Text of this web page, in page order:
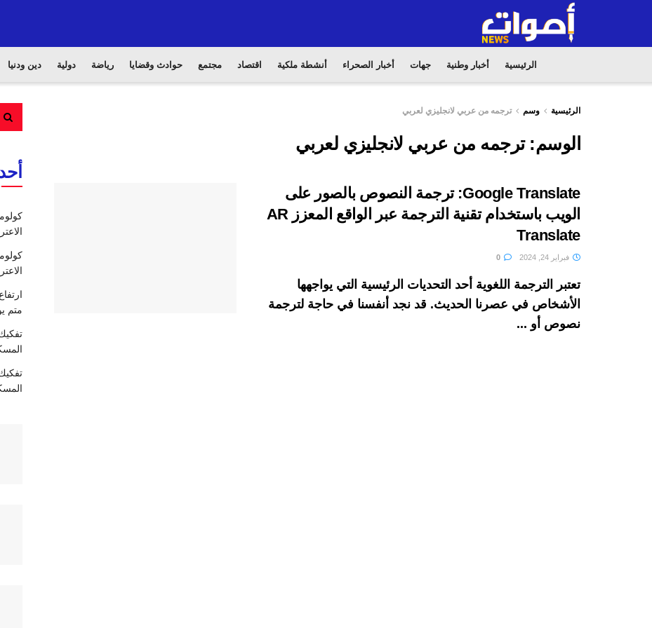
الرئيسية أخبار وطنية جهات أخبار الصحراء أنشطة ملكية اقتصاد مجتمع حوادث وقضايا رياضة دولية دين ودنيا
الرئيسية وسم ترجمه من عربي لانجليزي لعربي
الوسم:ترجمه من عربي لانجليزي لعربي
Google Translate: ترجمة النصوص بالصور على
الويب باستخدام تقنية الترجمة عبر الواقع المعزز AR
Translate
فبراير 24, 2024
تعتبر الترجمة اللغوية أحد التحديات الرئيسية التي يواجهها
الأشخاص في عصرنا الحديث. قد نجد أنفسنا في حاجة لترجمة
نصوص أو ...
متم